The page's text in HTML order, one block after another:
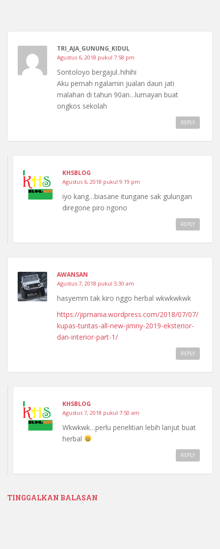
TRI_AJA_GUNUNG_KIDUL
Agustus 6, 2018 pukul 7:58 pm
Sontoloyo bergajul..hihihi
Aku pernah ngalamin jualan daun jati
malahan di tahun 90an…lumayan buat
ongkos sekolah
REPLY
KHSBLOG
Agustus 6, 2018 pukul 9:19 pm
iyo kang…biasane itungane sak gulungan
diregone piro ngono
REPLY
AWANSAN
Agustus 7, 2018 pukul 5:30 am
hasyemm tak kiro nggo herbal wkwkwkwk
https://jipmania.wordpress.com/2018/07/07/
kupas-tuntas-all-new-jimny-2019-eksterior-
dan-interior-part-1/
REPLY
KHSBLOG
Agustus 7, 2018 pukul 7:50 am
Wkwkwk…perlu penelitian lebih lanjut buat
herbal
REPLY
TINGGALKAN BALASAN